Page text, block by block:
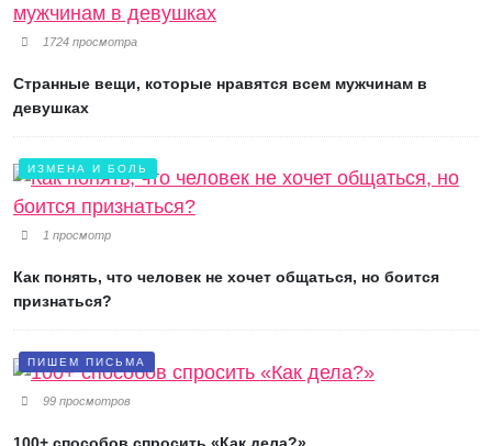
1724 просмотра
Странные вещи, которые нравятся всем мужчинам в
девушках
ИЗМЕНА И БОЛЬ
1 просмотр
Как понять, что человек не хочет общаться, но боится
признаться?
ПИШЕМ ПИСЬМА
99 просмотров